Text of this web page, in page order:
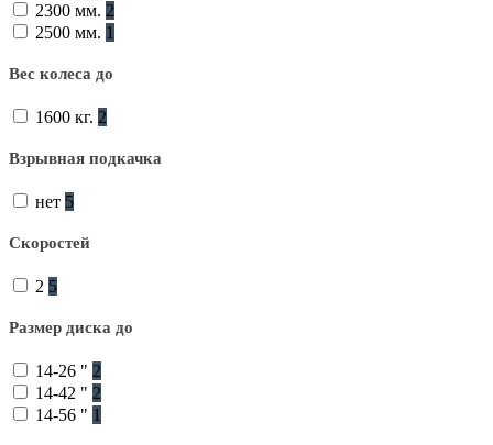
2300 мм. 2
2500 мм. 1
Вес колеса до
1600 кг. 2
Взрывная подкачка
нет 5
Скоростей
2 5
Размер диска до
14-26 " 2
14-42 " 2
14-56 " 1